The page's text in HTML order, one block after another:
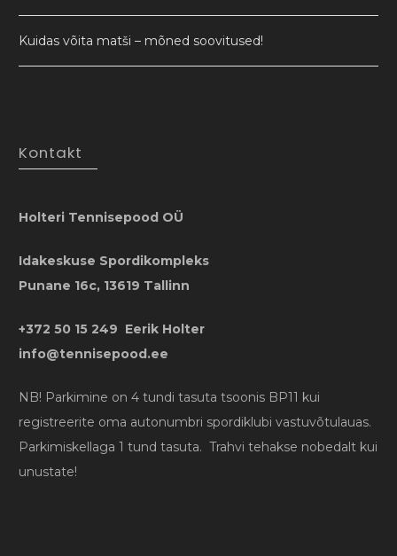
Kuidas võita matši – mõned soovitused!
Kontakt
Holteri Tennisepood OÜ
Idakeskuse Spordikompleks
Punane 16c, 13619 Tallinn
+372 50 15 249 Eerik Holter
info@tennisepood.ee
NB! Parkimine on 4 tundi tasuta tsoonis BP11 kui
registreerite oma autonumbri spordiklubi vastuvõtulauas.
Parkimiskellaga 1 tund tasuta. Trahvi tehakse nobedalt kui
unustate!